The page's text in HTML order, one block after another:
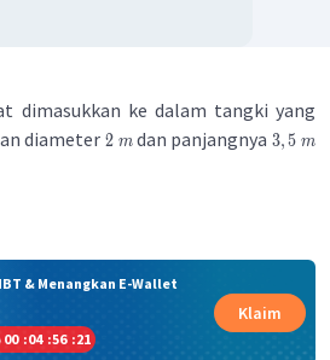
dimasukkan ke dalam tangki yang
diameter 2 mdan panjangnya 3,5 m
& Menangkan E-Wallet
00 :04 :56 :20
Klaim